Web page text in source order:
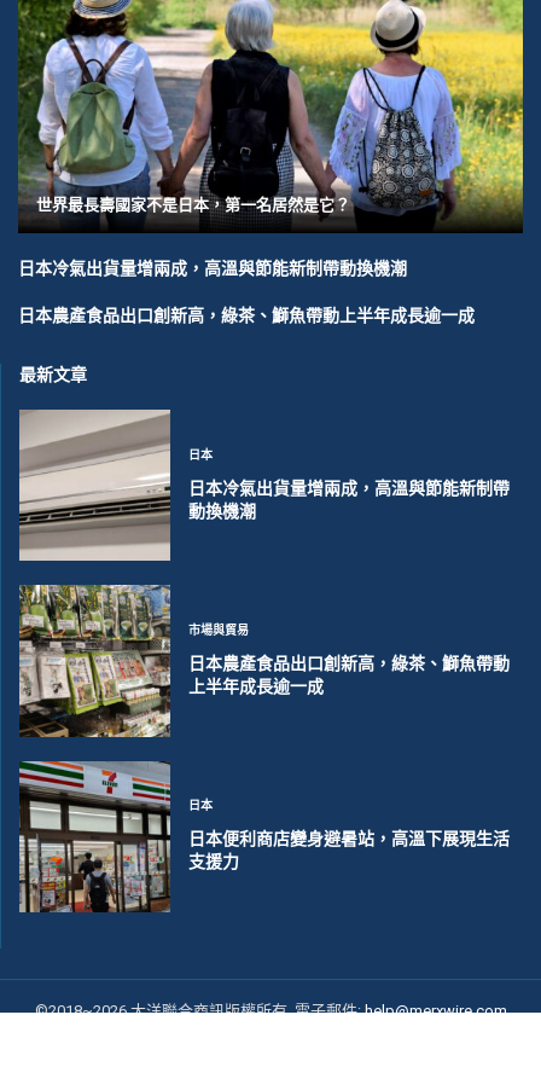
世界最長壽國家不是日本，第一名居然是它？
日本冷氣出貨量增兩成，高溫與節能新制帶動換機潮
日本農產食品出口創新高，綠茶、鰤魚帶動上半年成長逾一成
最新文章
日本
日本冷氣出貨量增兩成，高溫與節能新制帶
動換機潮
市場與貿易
日本農產食品出口創新高，綠茶、鰤魚帶動
上半年成長逾一成
日本
日本便利商店變身避暑站，高溫下展現生活
支援力
©2018~2026 大洋聯合商訊版權所有. 電子郵件:help@merxwire.com